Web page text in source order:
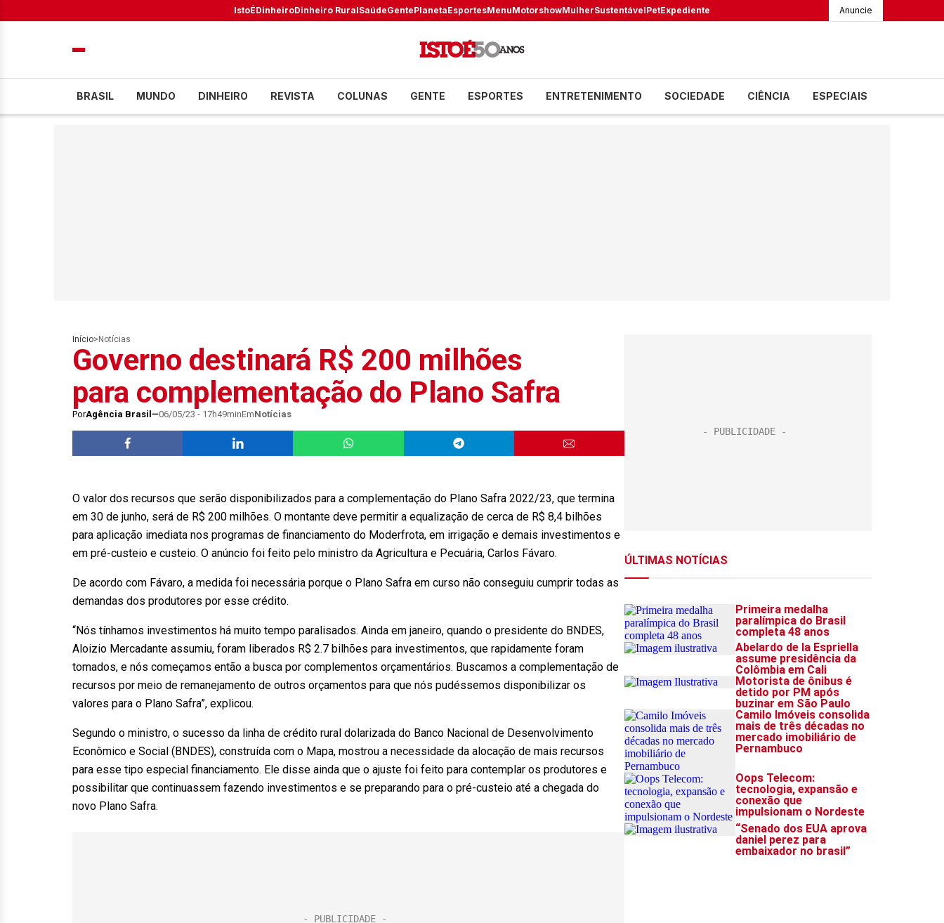
IstoÉDinheiroDinheiro RuralSaúdeGentePlanetaEsportesMenuMotorshowMulherSustentávelPetExpediente Anuncie
BRASIL MUNDO DINHEIRO REVISTA COLUNAS GENTE ESPORTES ENTRETENIMENTO SOCIEDADE CIÊNCIA ESPECIAIS
Início> Notícias
Governo destinará R$ 200 milhões
para complementação do Plano Safra
PorAgência Brasil 06/05/23 - 17h49minEmNotícias
O valor dos recursos que serão disponibilizados para a complementação do Plano Safra 2022/23, que termina
em 30 de junho, será de R$ 200 milhões. O montante deve permitir a equalização de cerca de R$ 8,4 bilhões
para aplicação imediata nos programas de financiamento do Moderfrota, em irrigação e demais investimentos e
em pré-custeio e custeio. O anúncio foi feito pelo ministro da Agricultura e Pecuária, Carlos Fávaro.
De acordo com Fávaro, a medida foi necessária porque o Plano Safra em curso não conseguiu cumprir todas as
demandas dos produtores por esse crédito.
“Nós tínhamos investimentos há muito tempo paralisados. Ainda em janeiro, quando o presidente do BNDES,
Aloizio Mercadante assumiu, foram liberados R$ 2.7 bilhões para investimentos, que rapidamente foram
tomados, e nós começamos então a busca por complementos orçamentários. Buscamos a complementação de
recursos por meio de remanejamento de outros orçamentos para que nós pudéssemos disponibilizar os
valores para o Plano Safra”, explicou.
Segundo o ministro, o sucesso da linha de crédito rural dolarizada do Banco Nacional de Desenvolvimento
Econômico e Social (BNDES), construída com o Mapa, mostrou a necessidade da alocação de mais recursos
para esse tipo especial financiamento. Ele disse ainda que o ajuste foi feito para contemplar os produtores e
possibilitar que continuassem fazendo investimentos e se preparando para o pré-custeio até a chegada do
novo Plano Safra.